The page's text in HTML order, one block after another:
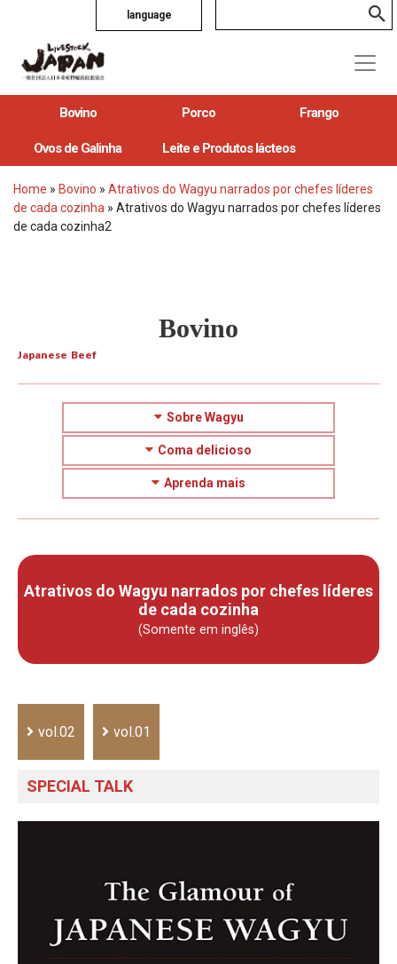
language
Bovino Porco Frango
Ovos de Galinha Leite e Produtos lácteos
Home » Bovino » Atrativos do Wagyu narrados por chefes líderes
de cada cozinha » Atrativos do Wagyu narrados por chefes líderes
de cada cozinha2
Bovino
Japanese Beef
Sobre Wagyu
Coma delicioso
Aprenda mais
Atrativos do Wagyu narrados por chefes líderes
de cada cozinha
(Somente em inglês)
vol.02 vol.01
SPECIAL TALK